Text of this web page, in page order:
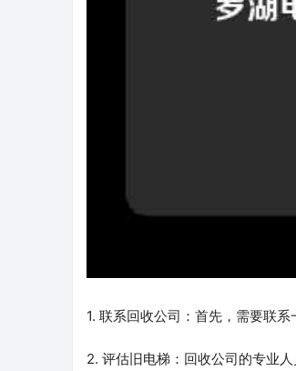
1. 联系回收公司：首先，需要联
2. 评估旧电梯：回收公司的专业